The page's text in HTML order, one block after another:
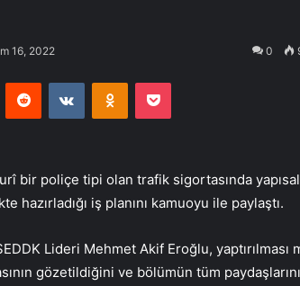
16, 2022 0
Reddit VKontakteOdnoklassniki
Pocket
bir poliçe tipi olan trafik sigortasında
hazırladığı iş planını kamuoyu ile paylaştı.
Lideri Mehmet Akif Eroğlu, yaptırılması
gözetildiğini ve bölümün tüm